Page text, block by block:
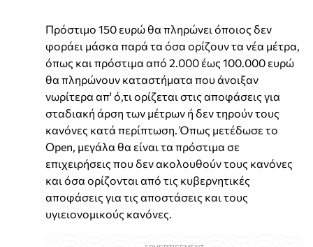
Πρόστιμο 150 ευρώ θα πληρώνει όποιος δεν
φοράει μάσκα παρά τα όσα ορίζουν τα νέα μέτρα,
όπως και πρόστιμα από 2.000 έως 100.000 ευρώ
θα πληρώνουν καταστήματα που άνοιξαν
νωρίτερα απ' ό,τι ορίζεται στις αποφάσεις για
σταδιακή άρση των μέτρων ή δεν τηρούν τους
κανόνες κατά περίπτωση. Όπως μετέδωσε το
Open, μεγάλα θα είναι τα πρόστιμα σε
επιχειρήσεις που δεν ακολουθούν τους κανόνες
και όσα ορίζονται από τις κυβερνητικές
αποφάσεις για τις αποστάσεις και τους
υγιειονομικούς κανόνες.